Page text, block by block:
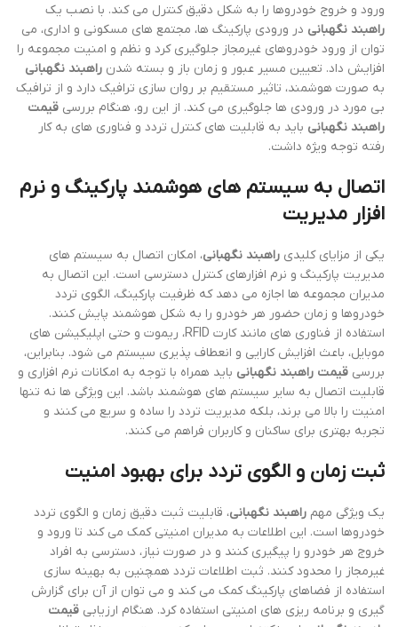
ورود و خروج خودروها را به شکل دقیق کنترل می کند. با نصب یک
راهبند نگهبانی در ورودی پارکینگ ها، مجتمع های مسکونی و اداری، می
توان از ورود خودروهای غیرمجاز جلوگیری کرد و نظم و امنیت مجموعه را
افزایش داد. تعیین مسیر عبور و زمان باز و بسته شدن راهبند نگهبانی
به صورت هوشمند، تاثیر مستقیم بر روان سازی ترافیک دارد و از ترافیک
بی مورد در ورودی ها جلوگیری می کند. از این رو، هنگام بررسی قیمت
راهبند نگهبانی باید به قابلیت های کنترل تردد و فناوری های به کار
رفته توجه ویژه داشت.
اتصال به سیستم های هوشمند پارکینگ و نرم
افزار مدیریت
یکی از مزایای کلیدی راهبند نگهبانی، امکان اتصال به سیستم های
مدیریت پارکینگ و نرم افزارهای کنترل دسترسی است. این اتصال به
مدیران مجموعه ها اجازه می دهد که ظرفیت پارکینگ، الگوی تردد
خودروها و زمان حضور هر خودرو را به شکل هوشمند پایش کنند.
استفاده از فناوری های مانند کارت RFID، ریموت و حتی اپلیکیشن های
موبایل، باعث افزایش کارایی و انعطاف پذیری سیستم می شود. بنابراین،
بررسی قیمت راهبند نگهبانی باید همراه با توجه به امکانات نرم افزاری و
قابلیت اتصال به سایر سیستم های هوشمند باشد. این ویژگی ها نه تنها
امنیت را بالا می برند، بلکه مدیریت تردد را ساده و سریع می کنند و
تجربه بهتری برای ساکنان و کاربران فراهم می کنند.
ثبت زمان و الگوی تردد برای بهبود امنیت
یک ویژگی مهم راهبند نگهبانی، قابلیت ثبت دقیق زمان و الگوی تردد
خودروها است. این اطلاعات به مدیران امنیتی کمک می کند تا ورود و
خروج هر خودرو را پیگیری کنند و در صورت نیاز، دسترسی به افراد
غیرمجاز را محدود کنند. ثبت اطلاعات تردد همچنین به بهینه سازی
استفاده از فضاهای پارکینگ کمک می کند و می توان از آن برای گزارش
گیری و برنامه ریزی های امنیتی استفاده کرد. هنگام ارزیابی قیمت